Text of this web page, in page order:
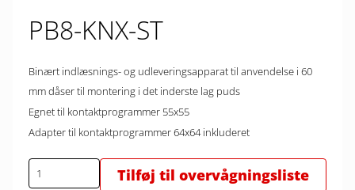
PB8-KNX-ST
Binært indlæsnings- og udleveringsapparat til anvendelse i 60
mm dåser til montering i det inderste lag puds
Egnet til kontaktprogrammer 55x55
Adapter til kontaktprogrammer 64x64 inkluderet
Tilføj til overvågningsliste